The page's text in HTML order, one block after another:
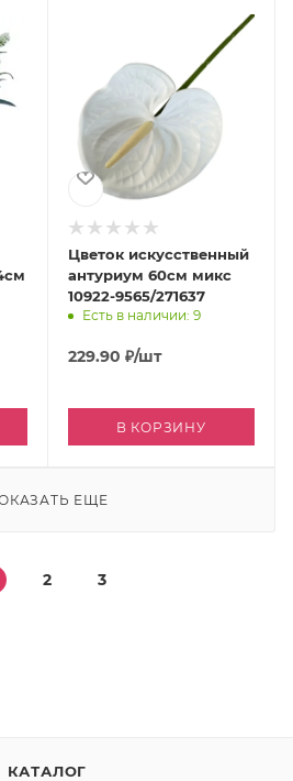
Цветок искусственный
антуриум 60см микс
10922-9565/271637
Есть в наличии: 9
229.90 ₽/шт
В КОРЗИНУ
ЕЩЕ
2 3
КАТАЛОГ